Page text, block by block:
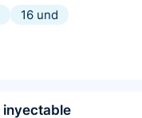
16 und
inyectable